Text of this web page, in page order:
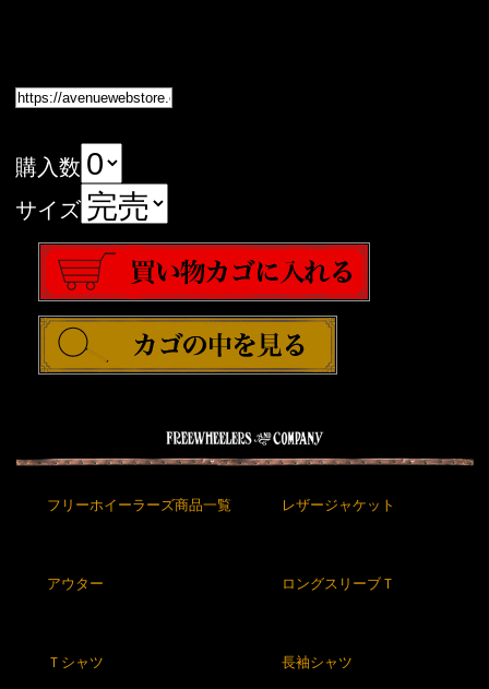
購入数
サイズ
フリーホイーラーズ商品一覧 レザージャケット
アウター ロングスリーブＴ
Ｔシャツ 長袖シャツ